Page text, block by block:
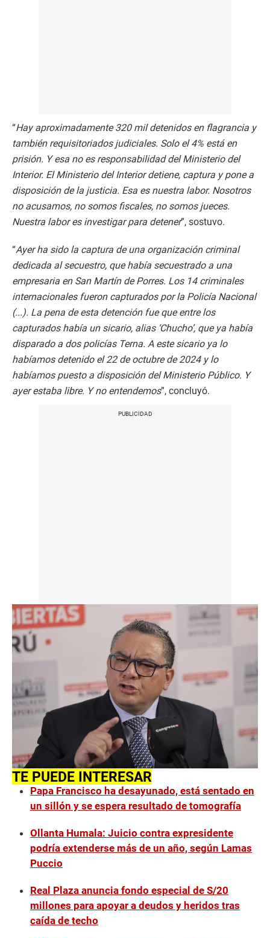
“Hay aproximadamente 320 mil detenidos en flagrancia y
también requisitoriados judiciales. Solo el 4% está en
prisión. Y esa no es responsabilidad del Ministerio del
Interior. El Ministerio del Interior detiene, captura y pone a
disposición de la justicia. Esa es nuestra labor. Nosotros
no acusamos, no somos fiscales, no somos jueces.
Nuestra labor es investigar para detener”, sostuvo.
“Ayer ha sido la captura de una organización criminal
dedicada al secuestro, que había secuestrado a una
empresaria en San Martín de Porres. Los 14 criminales
internacionales fueron capturados por la Policía Nacional
(...). La pena de esta detención fue que entre los
capturados había un sicario, alias ‘Chucho’, que ya había
disparado a dos policías Terna. A este sicario ya lo
habíamos detenido el 22 de octubre de 2024 y lo
habíamos puesto a disposición del Ministerio Público. Y
ayer estaba libre. Y no entendemos”, concluyó.
TE PUEDE INTERESAR
Papa Francisco ha desayunado, está sentado en
un sillón y se espera resultado de tomografía
Ollanta Humala: Juicio contra expresidente
podría extenderse más de un año, según Lamas
Puccio
Real Plaza anuncia fondo especial de S/20
millones para apoyar a deudos y heridos tras
caída de techo